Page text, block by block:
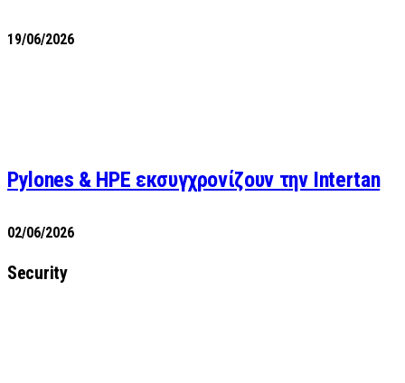
19/06/2026
Pylones & HPE εκσυγχρονίζουν την Intertan
02/06/2026
Security